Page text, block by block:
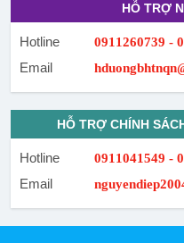
HỖ TRỢ
Hotline 0911260739 -
Email
HỖ TRỢ CHÍNH
Hotline 0911041549 -
Email